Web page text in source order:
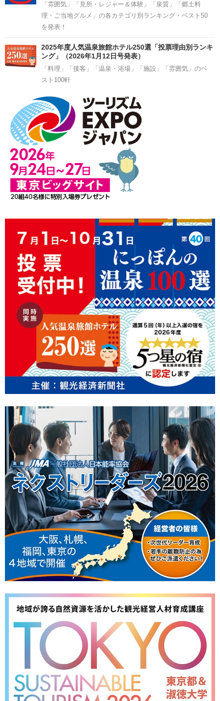
「雰囲気」「見所・レジャー＆体験」「泉質」「郷土料
理・ご当地グルメ」の各カテゴリ別ランキング・ベスト50
を発表！
2025年度人気温泉旅館ホテル250選「投票理由別ランキ
ング」（2026年1月12日号発表）
「料理」「接客」「温泉・浴場」「施設」「雰囲気」のベ
スト100軒